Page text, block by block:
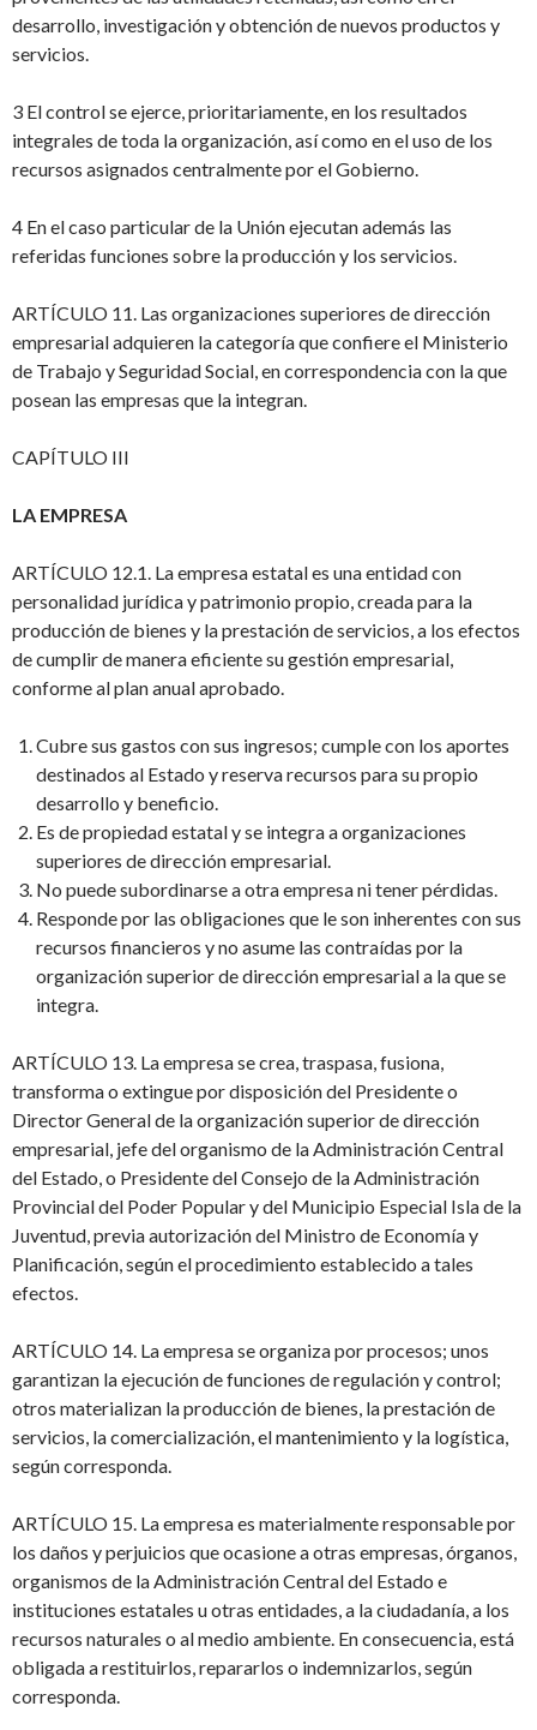
desarrollo, investigación y obtención de nuevos productos y
servicios.
3 El control se ejerce, prioritariamente, en los resultados
integrales de toda la organización, así como en el uso de los
recursos asignados centralmente por el Gobierno.
4 En el caso particular de la Unión ejecutan además las
referidas funciones sobre la producción y los servicios.
ARTÍCULO 11. Las organizaciones superiores de dirección
empresarial adquieren la categoría que confiere el Ministerio
de Trabajo y Seguridad Social, en correspondencia con la que
posean las empresas que la integran.
CAPÍTULO III
LA EMPRESA
ARTÍCULO 12.1. La empresa estatal es una entidad con
personalidad jurídica y patrimonio propio, creada para la
producción de bienes y la prestación de servicios, a los efectos
de cumplir de manera eficiente su gestión empresarial,
conforme al plan anual aprobado.
Cubre sus gastos con sus ingresos; cumple con los aportes
destinados al Estado y reserva recursos para su propio
desarrollo y beneficio.
Es de propiedad estatal y se integra a organizaciones
superiores de dirección empresarial.
No puede subordinarse a otra empresa ni tener pérdidas.
Responde por las obligaciones que le son inherentes con sus
recursos financieros y no asume las contraídas por la
organización superior de dirección empresarial a la que se
integra.
ARTÍCULO 13. La empresa se crea, traspasa, fusiona,
transforma o extingue por disposición del Presidente o
Director General de la organización superior de dirección
empresarial, jefe del organismo de la Administración Central
del Estado, o Presidente del Consejo de la Administración
Provincial del Poder Popular y del Municipio Especial Isla de la
Juventud, previa autorización del Ministro de Economía y
Planificación, según el procedimiento establecido a tales
efectos.
ARTÍCULO 14. La empresa se organiza por procesos; unos
garantizan la ejecución de funciones de regulación y control;
otros materializan la producción de bienes, la prestación de
servicios, la comercialización, el mantenimiento y la logística,
según corresponda.
ARTÍCULO 15. La empresa es materialmente responsable por
los daños y perjuicios que ocasione a otras empresas, órganos,
organismos de la Administración Central del Estado e
instituciones estatales u otras entidades, a la ciudadanía, a los
recursos naturales o al medio ambiente. En consecuencia, está
obligada a restituirlos, repararlos o indemnizarlos, según
corresponda.